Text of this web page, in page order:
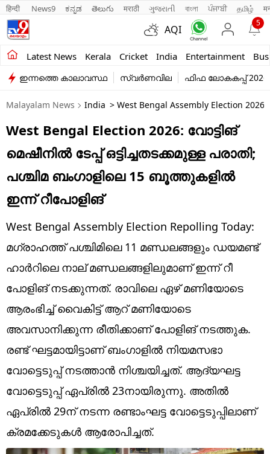
हिन्दी News9 ಕನ್ನಡ తెలుగు मराठी ગુજરાતી বাংলা ਪੰਜਾਬੀ தமிழ்
AQI
5
Latest News Kerala Cricket India Entertainment
Kerala
India
Entertainment
Business
Education
Sports
Lifestyle
world
Technology
Religion
Web Story
Photo
Short Videos
ഇന്നത്തെ കാലാവസ്ഥ സ്വർണവില ഫിഫ ലോകകപ്പ് 2026
Malayalam News India > West Bengal Assembly Election
West Bengal Election 2026: വോട്ടിങ്
മെഷീനിൽ ടേപ്പ് ഒട്ടിച്ചതടക്കമുള്ള പരാതി;
പശ്ചിമ ബംഗാളിലെ 15 ബൂത്തുകളിൽ
ഇന്ന് റീപോളിങ്
West Bengal Assembly Election Repolling Today:
മഗ്രാഹത്ത് പശ്ചിമിലെ 11 മണ്ഡലങ്ങളും ഡയമണ്ട്
ഹാർറിലെ നാല് മണ്ഡലങ്ങളിലുമാണ് ഇന്ന് റീ
പോളിങ് നടക്കുന്നത്. രാവിലെ ഏഴ് മണിയോടെ
ആരംഭിച്ച് വൈകിട്ട് ആറ് മണിയോടെ
അവസാനിക്കുന്ന രീതിക്കാണ് പോളിങ് നടത്തുക.
രണ്ട് ഘട്ടമായിട്ടാണ് ബംഗാളിൽ നിയമസഭാ
വോട്ടെടുപ്പ് നടത്താൻ നിശ്ചയിച്ചത്. ആദ്യഘട്ട
വോട്ടെടുപ്പ് ഏപ്രിൽ 23നായിരുന്നു. അതിൽ
ഏപ്രിൽ 29ന് നടന്ന രണ്ടാംഘട്ട വോട്ടെടുപ്പിലാണ്
ക്രമക്കേടുകൾ ആരോപിച്ചത്.